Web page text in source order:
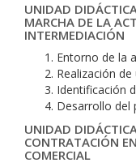
UNIDAD
MARCHA DE LA
INTERMEDIACIÓN
Entorno de la
Realización
Identificación
Desarrollo del
UNIDAD
CONTRATACIÓN
COMERCIAL